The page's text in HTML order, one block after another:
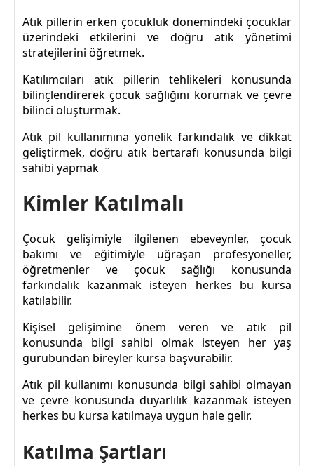
Atık pillerin erken çocukluk dönemindeki çocuklar
üzerindeki etkilerini ve doğru atık yönetimi
stratejilerini öğretmek.
Katılımcıları atık pillerin tehlikeleri konusunda
bilinçlendirerek çocuk sağlığını korumak ve çevre
bilinci oluşturmak.
Atık pil kullanımına yönelik farkındalık ve dikkat
geliştirmek, doğru atık bertarafı konusunda bilgi
sahibi yapmak
Kimler Katılmalı
Çocuk gelişimiyle ilgilenen ebeveynler, çocuk
bakımı ve eğitimiyle uğraşan profesyoneller,
öğretmenler ve çocuk sağlığı konusunda
farkındalık kazanmak isteyen herkes bu kursa
katılabilir.
Kişisel gelişimine önem veren ve atık pil
konusunda bilgi sahibi olmak isteyen her yaş
gurubundan bireyler kursa başvurabilir.
Atık pil kullanımı konusunda bilgi sahibi olmayan
ve çevre konusunda duyarlılık kazanmak isteyen
herkes bu kursa katılmaya uygun hale gelir.
Katılma Şartları